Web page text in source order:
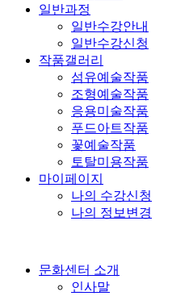
일반과정
일반수강안내
일반수강신청
작품갤러리
섬유예술작품
조형예술작품
응용미술작품
푸드아트작품
꽃예술작품
토탈미용작품
마이페이지
나의 수강신청
나의 정보변경
문화센터 소개
인사말